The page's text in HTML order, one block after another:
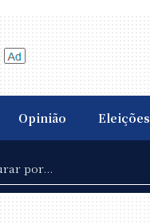
Opinião Eleições